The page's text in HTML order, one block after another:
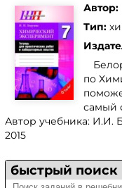
Автор:
Тип:
по
самый
Автор учебника: И.И.
2015
быстрый поиск